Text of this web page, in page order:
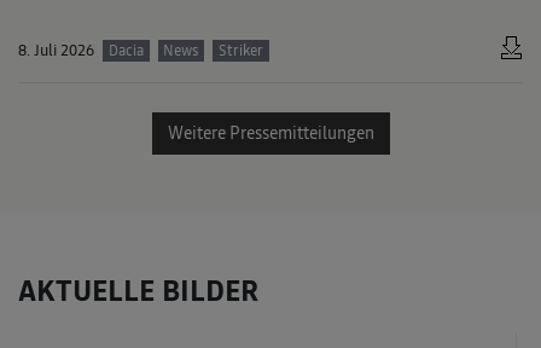
8. Juli 2026 Dacia News Striker
Weitere Pressemitteilungen
AKTUELLE BILDER